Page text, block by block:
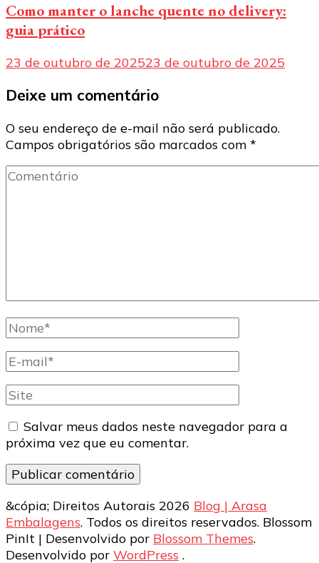
Como manter o lanche quente no delivery:
guia prático
23 de outubro de 202523 de outubro de 2025
Deixe um comentário
O seu endereço de e-mail não será publicado.
Campos obrigatórios são marcados com *
Comentário
Nome
completo
E-
mail
Site
Salvar meus dados neste navegador para a
próxima vez que eu comentar.
&cópia; Direitos Autorais 2026 Blog | Arasa
Embalagens. Todos os direitos reservados. Blossom
PinIt | Desenvolvido por Blossom Themes.
Desenvolvido por WordPress .